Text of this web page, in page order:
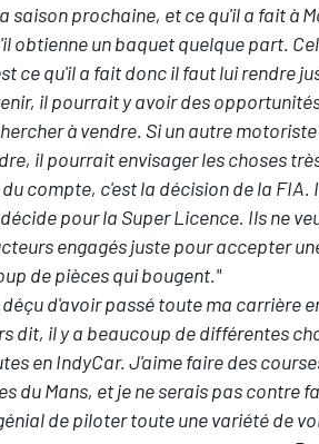
saison prochaine, et ce qu'il a fait à
obtienne un baquet quelque part.
ce qu'il a fait donc il faut lui rendre
il pourrait y avoir des
à vendre. Si un autre
il pourrait envisager les choses
compte, c'est la décision de la
pour la Super Licence. Ils ne
engagés juste pour accepter
de pièces qui bougent."
d'avoir passé toute ma carrière
dit, il y a beaucoup de différentes
en IndyCar. J'aime faire des
du Mans, et je ne serais pas contre
de piloter toute une variété de